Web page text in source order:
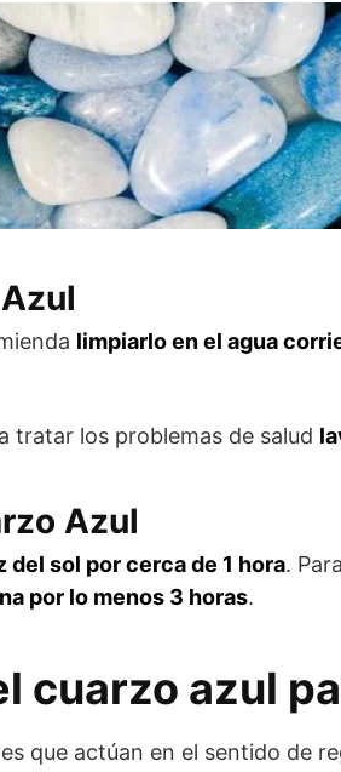
limpiarlo en el agua
tratar los problemas de salud
Azul
del sol por cerca de 1 hora.
por lo menos 3 horas.
cuarzo azul
que actúan en el sentido de